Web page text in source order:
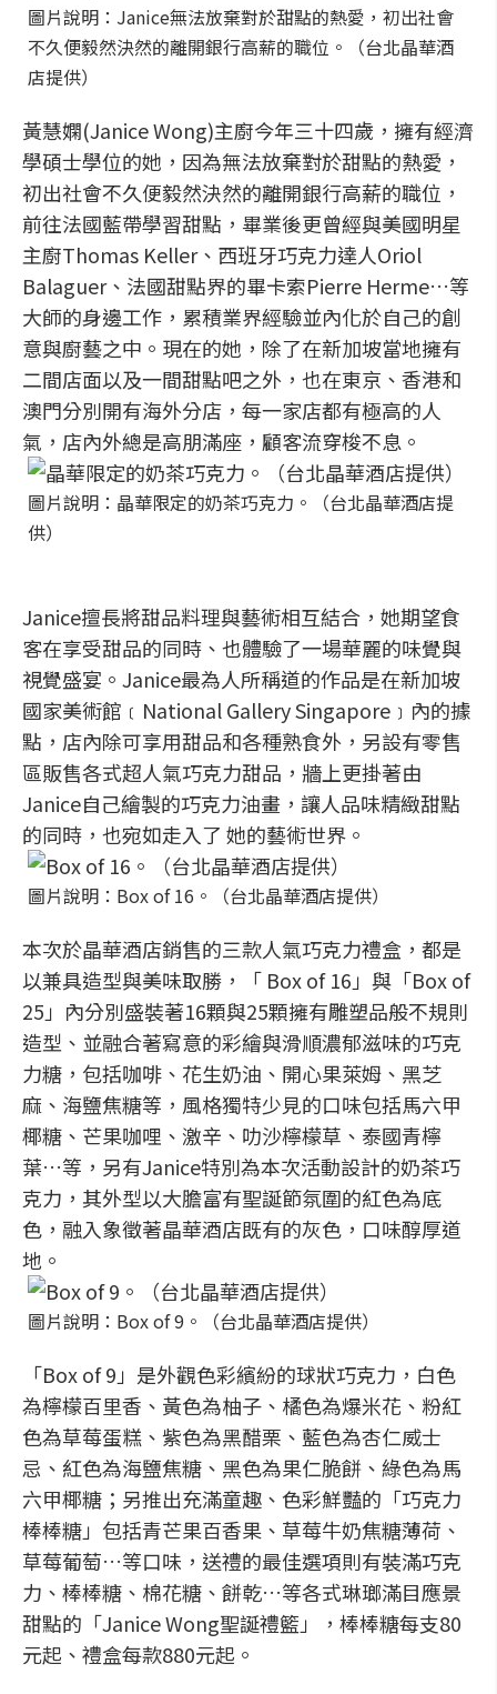
圖片說明：Janice無法放棄對於甜點的熱愛，初出社會
不久便毅然決然的離開銀行高薪的職位。（台北晶華酒
店提供）
黃慧嫻(Janice Wong)主廚今年三十四歲，擁有經濟
學碩士學位的她，因為無法放棄對於甜點的熱愛，
初出社會不久便毅然決然的離開銀行高薪的職位，
前往法國藍帶學習甜點，畢業後更曾經與美國明星
主廚Thomas Keller、西班牙巧克力達人Oriol
Balaguer、法國甜點界的畢卡索Pierre Herme…等
大師的身邊工作，累積業界經驗並內化於自己的創
意與廚藝之中。現在的她，除了在新加坡當地擁有
二間店面以及一間甜點吧之外，也在東京、香港和
澳門分別開有海外分店，每一家店都有極高的人
氣，店內外總是高朋滿座，顧客流穿梭不息。
圖片說明：晶華限定的奶茶巧克力。（台北晶華酒店提
供）
Janice擅長將甜品料理與藝術相互結合，她期望食
客在享受甜品的同時、也體驗了一場華麗的味覺與
視覺盛宴。Janice最為人所稱道的作品是在新加坡
國家美術館﹝National Gallery Singapore﹞內的據
點，店內除可享用甜品和各種熟食外，另設有零售
區販售各式超人氣巧克力甜品，牆上更掛著由
Janice自己繪製的巧克力油畫，讓人品味精緻甜點
的同時，也宛如走入了 她的藝術世界。
圖片說明：Box of 16。（台北晶華酒店提供）
本次於晶華酒店銷售的三款人氣巧克力禮盒，都是
以兼具造型與美味取勝，「 Box of 16」與「Box of
25」內分別盛裝著16顆與25顆擁有雕塑品般不規則
造型、並融合著寫意的彩繪與滑順濃郁滋味的巧克
力糖，包括咖啡、花生奶油、開心果萊姆、黑芝
麻、海鹽焦糖等，風格獨特少見的口味包括馬六甲
椰糖、芒果咖哩、激辛、叻沙檸檬草、泰國青檸
葉…等，另有Janice特別為本次活動設計的奶茶巧
克力，其外型以大膽富有聖誕節氛圍的紅色為底
色，融入象徵著晶華酒店既有的灰色，口味醇厚道
地。
圖片說明：Box of 9。（台北晶華酒店提供）
「Box of 9」是外觀色彩繽紛的球狀巧克力，白色
為檸檬百里香、黃色為柚子、橘色為爆米花、粉紅
色為草莓蛋糕、紫色為黑醋栗、藍色為杏仁威士
忌、紅色為海鹽焦糖、黑色為果仁脆餅、綠色為馬
六甲椰糖；另推出充滿童趣、色彩鮮豔的「巧克力
棒棒糖」包括青芒果百香果、草莓牛奶焦糖薄荷、
草莓葡萄…等口味，送禮的最佳選項則有裝滿巧克
力、棒棒糖、棉花糖、餅乾…等各式琳瑯滿目應景
甜點的「Janice Wong聖誕禮籃」，棒棒糖每支80
元起、禮盒每款880元起。